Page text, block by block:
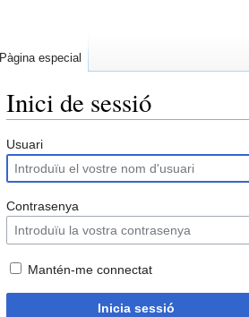
Inici de sessió
Usuari
Contrasenya
Mantén-me connectat
Inicia sessió
Pàgina especial